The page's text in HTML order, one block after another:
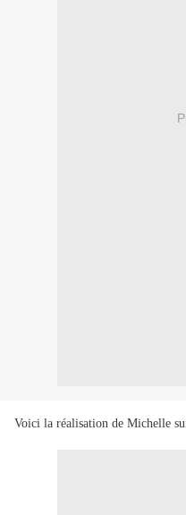
Voici la réalisation de Michelle